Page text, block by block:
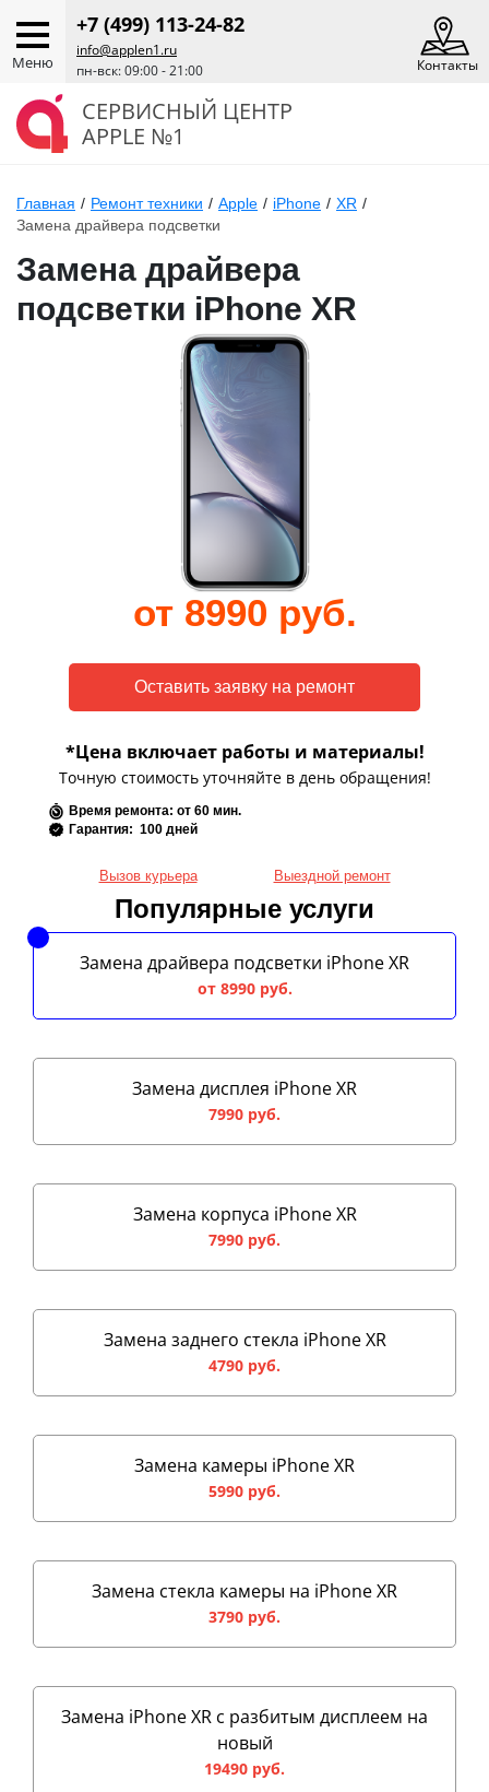
Меню
+7 (499) 113-24-82
info@applen1.ru
пн-вск: 09:00 - 21:00
Контакты
СЕРВИСНЫЙ ЦЕНТР
APPLE №1
Главная / Ремонт техники / Apple / iPhone / XR /
Замена драйвера подсветки
Замена драйвера
подсветки iPhone XR
от 8990 руб.
*Цена включает работы и материалы!
Точную стоимость уточняйте в день обращения!
Время ремонта: от 60 мин.
Гарантия: 100 дней
Вызов курьера Выездной ремонт
Популярные услуги
Замена драйвера подсветки iPhone XR
от 8990 руб.
Замена дисплея iPhone XR
7990 руб.
Замена корпуса iPhone XR
7990 руб.
Замена заднего стекла iPhone XR
4790 руб.
Замена камеры iPhone XR
5990 руб.
Замена стекла камеры на iPhone XR
3790 руб.
Замена iPhone XR с разбитым дисплеем на
новый
19490 руб.